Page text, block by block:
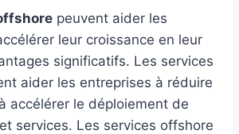
peuvent aider les
leur croissance en leur
significatifs. Les services
aider les entreprises à réduire
accélérer le déploiement de
services. Les services offshore